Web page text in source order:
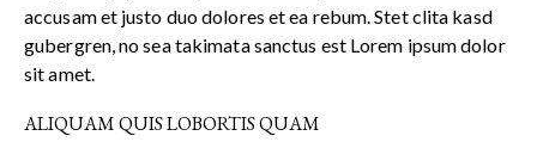
accusam et justo duo dolores et ea rebum. Stet clita kasd
gubergren, no sea takimata sanctus est Lorem ipsum dolor
sit amet.
ALIQUAM QUIS LOBORTIS QUAM